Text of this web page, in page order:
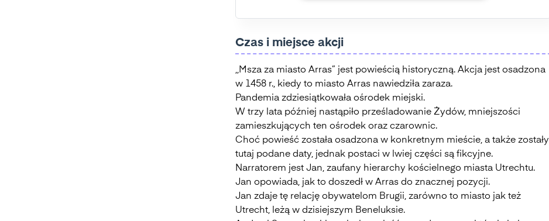
Czas i miejsce akcji
,,Msza za miasto Arras” jest powieścią historyczną. Akcja jest osadzona
w 1458 r., kiedy to miasto Arras nawiedziła zaraza.
Pandemia zdziesiątkowała ośrodek miejski.
W trzy lata później nastąpiło prześladowanie Żydów, mniejszości
zamieszkujących ten ośrodek oraz czarownic.
Choć powieść została osadzona w konkretnym mieście, a także zostały
tutaj podane daty, jednak postaci w lwiej części są fikcyjne.
Narratorem jest Jan, zaufany hierarchy kościelnego miasta Utrechtu.
Jan opowiada, jak to doszedł w Arras do znacznej pozycji.
Jan zdaje tę relację obywatelom Brugii, zarówno to miasto jak też
Utrecht, leżą w dzisiejszym Beneluksie.